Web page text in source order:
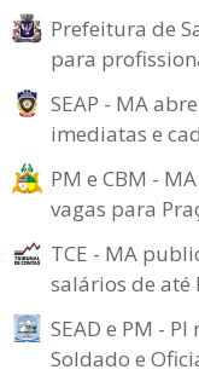
Prefeitura de
para
SEAP - MA
imediatas e
PM e CBM -
vagas para
TCE - MA
salários de até
SEAD e PM -
Soldado e